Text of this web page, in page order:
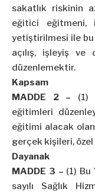
sakatlık riskinin
eğitici eğitmeni,
yetiştirilmesi ile
açılış, işleyiş
düzenlemektir.
Kapsam
MADDE 2 – (1)
eğitimleri
eğitimi alacak
gerçek kişileri,
Dayanak
MADDE 3 – (1)
sayılı Sağlık